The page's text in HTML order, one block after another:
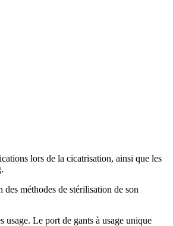
lors de la cicatrisation, ainsi que les
méthodes de stérilisation de son
usage. Le port de gants à usage unique